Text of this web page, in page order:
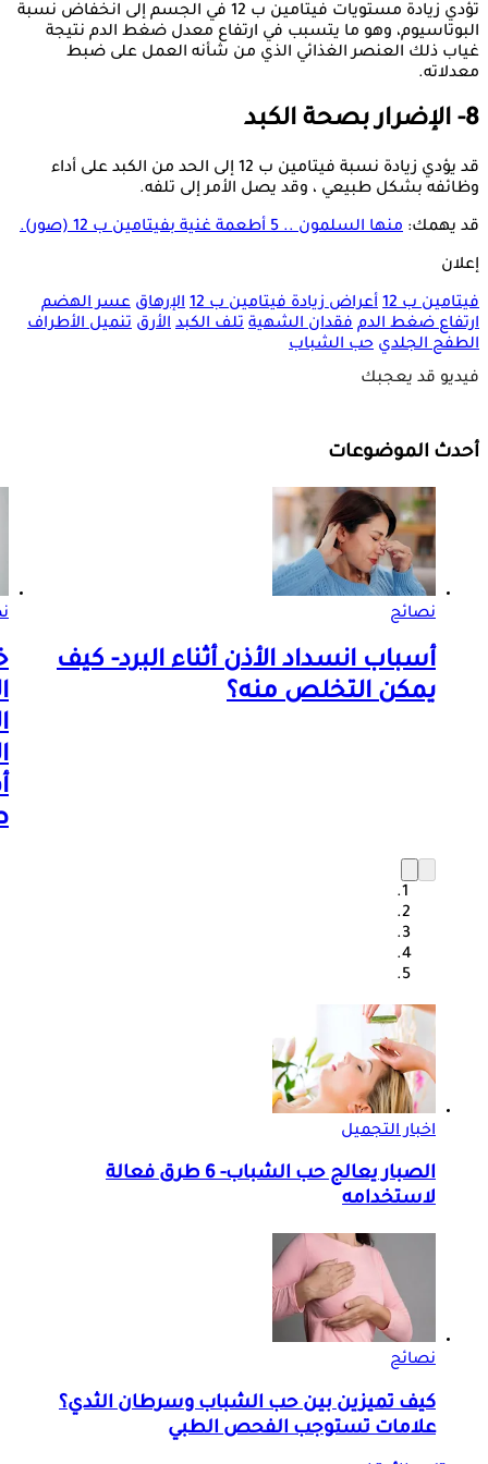
تؤدي زيادة مستويات فيتامين ب 12 في الجسم إلى انخفاض نسبة
البوتاسيوم، وهو ما يتسبب في ارتفاع معدل ضغط الدم نتيجة
غياب ذلك العنصر الغذائي الذي من شأنه العمل على ضبط
معدلاته.
8- الإضرار بصحة الكبد
قد يؤدي زيادة نسبة فيتامين ب 12 إلى الحد من الكبد على أداء
وظائفه بشكل طبيعي ، وقد يصل الأمر إلى تلفه.
قد يهمك: منها السلمون .. 5 أطعمة غنية بفيتامين ب 12 (صور).
إعلان
فيتامين ب 12 أعراض زيادة فيتامين ب 12 الإرهاق عسر الهضم
ارتفاع ضغط الدم فقدان الشهية تلف الكبد الأرق تنميل الأطراف
الطفح الجلدي حب الشباب
فيديو قد يعجبك
أحدث الموضوعات
نصائح
أسباب انسداد الأذن أثناء البرد- كيف
يمكن التخلص منه؟
اخبار التجميل
الصبار يعالج حب الشباب- 6 طرق فعالة
لاستخدامه
نصائح
كيف تميزين بين حب الشباب وسرطان الثدي؟
علامات تستوجب الفحص الطبي